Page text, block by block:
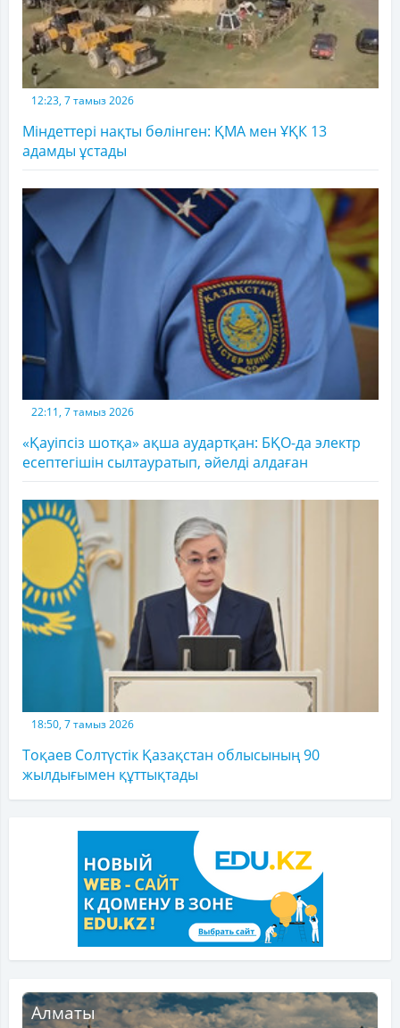
12:23, 7 тамыз 2026
Міндеттері нақты бөлінген: ҚМА мен ҰҚК 13
адамды ұстады
22:11, 7 тамыз 2026
«Қауіпсіз шотқа» ақша аудартқан: БҚО-да электр
есептегішін сылтауратып, әйелді алдаған
18:50, 7 тамыз 2026
Тоқаев Солтүстік Қазақстан облысының 90
жылдығымен құттықтады
Алматы